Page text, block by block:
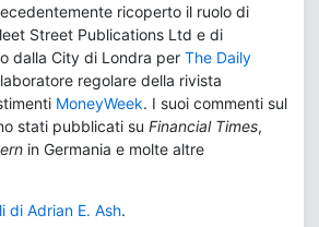
ricoperto il ruolo di
Street Publications Ltd e di
dalla City di Londra per The Daily
regolare della rivista
MoneyWeek. I suoi commenti sul
stati pubblicati su Financial Times,
in Germania e molte altre
di Adrian E. Ash.